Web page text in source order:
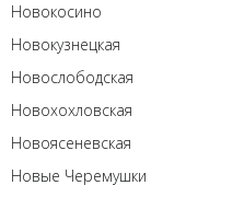
Новокосино
Новокузнецкая
Новослободская
Новохохловская
Новоясеневская
Новые Черемушки